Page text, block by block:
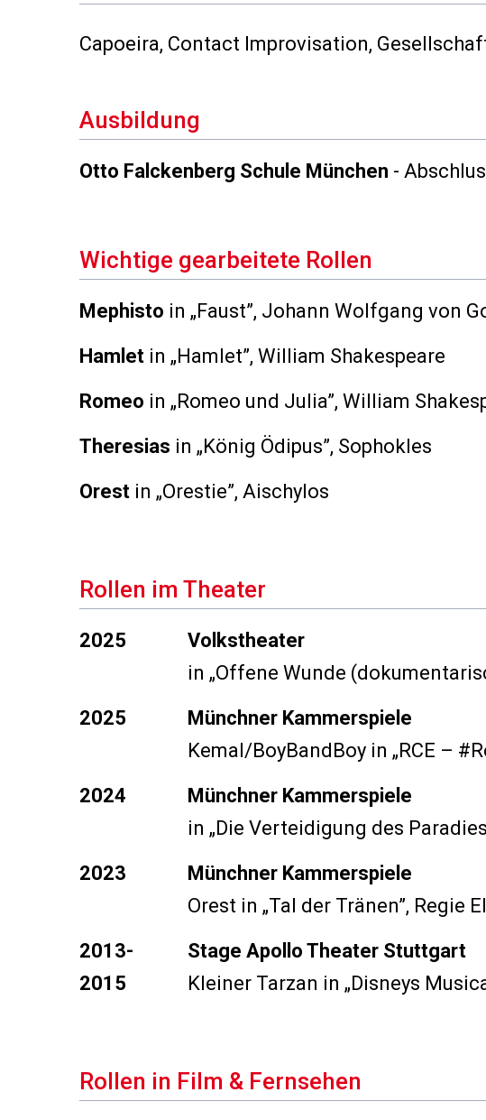
Capoeira, Contact Improvisation,
Ausbildung
Otto Falckenberg Schule München -
Wichtige gearbeitete Rollen
Mephisto in „Faust”, Johann Wolfgang von
Hamlet in „Hamlet”, William Shakespeare
Romeo in „Romeo und Julia”, William
Theresias in „König Ödipus”, Sophokles
Orest in „Orestie”, Aischylos
Rollen im Theater
2025
Volkstheater
in „Offene Wunde
2025
Münchner Kammerspiele
Kemal/BoyBandBoy in „RCE –
2024
Münchner Kammerspiele
in „Die Verteidigung des
2023
Münchner Kammerspiele
Orest in „Tal der Tränen”, Regie
2013-
2015
Stage Apollo Theater Stuttgart
Kleiner Tarzan in „Disneys
Rollen in Film & Fernsehen